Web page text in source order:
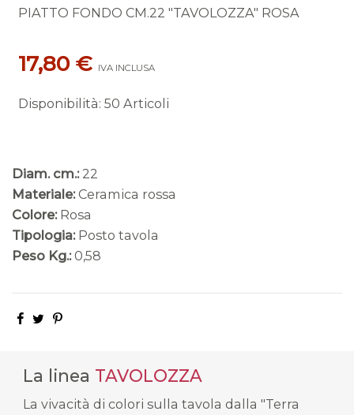
PIATTO FONDO CM.22 "TAVOLOZZA" ROSA
17,80 € IVA INCLUSA
Disponibilità: 50 Articoli
Diam. cm.: 22
Materiale: Ceramica rossa
Colore: Rosa
Tipologia: Posto tavola
Peso Kg.: 0,58
La linea TAVOLOZZA
La vivacità di colori sulla tavola dalla "Terra